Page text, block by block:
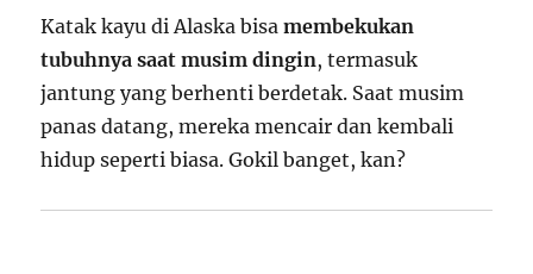
Katak kayu di Alaska bisamembekukan
tubuhnya saat musim dingin, termasuk
jantung yang berhenti berdetak. Saat musim
panas datang, mereka mencair dan kembali
hidup seperti biasa. Gokil banget, kan?